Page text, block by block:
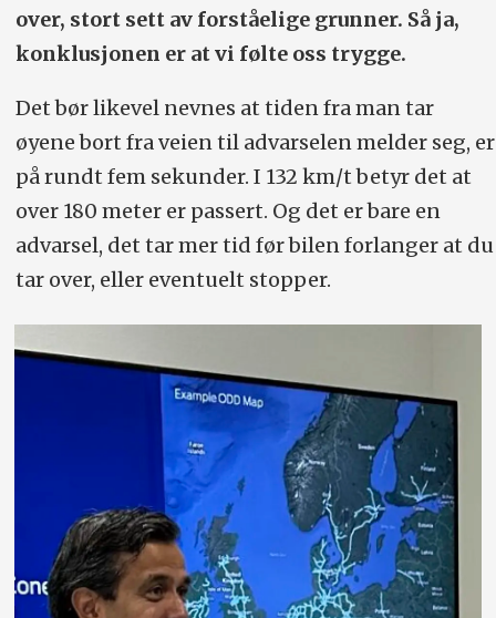
over, stort sett av forståelige grunner. Så ja,
konklusjonen er at vi følte oss trygge.
Det bør likevel nevnes at tiden fra man tar
øyene bort fra veien til advarselen melder seg, er
på rundt fem sekunder. I 132 km/t betyr det at
over 180 meter er passert. Og det er bare en
advarsel, det tar mer tid før bilen forlanger at du
tar over, eller eventuelt stopper.